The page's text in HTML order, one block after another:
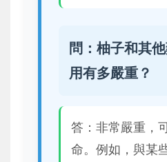
問：柚子和其
用有多嚴重？
答：非常嚴重，
命。例如，與某